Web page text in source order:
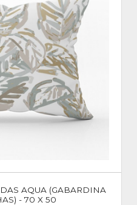
AQUA (GABARDINA
- 70 X 50